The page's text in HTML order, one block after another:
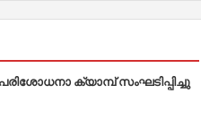
ക്യാമ്പ് സംഘടിപ്പിച്ചു